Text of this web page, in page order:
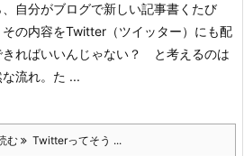
、自分がブログで新しい記事書くたび
その内容をTwitter（ツイッター）にも配
きればいいんじゃない？ と考えるのは
流れ。 た ...
む Twitterってそう ...